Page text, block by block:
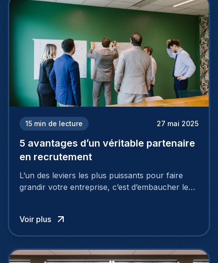
15 min de lecture 27 mai 2025
5 avantages d’un véritable partenaire
en recrutement
L’un des leviers les plus puissants pour faire
grandir votre entreprise, c’est d’embaucher les
agences de recrutement. Pourtant, il existe une
meilleure option.
Voir plus